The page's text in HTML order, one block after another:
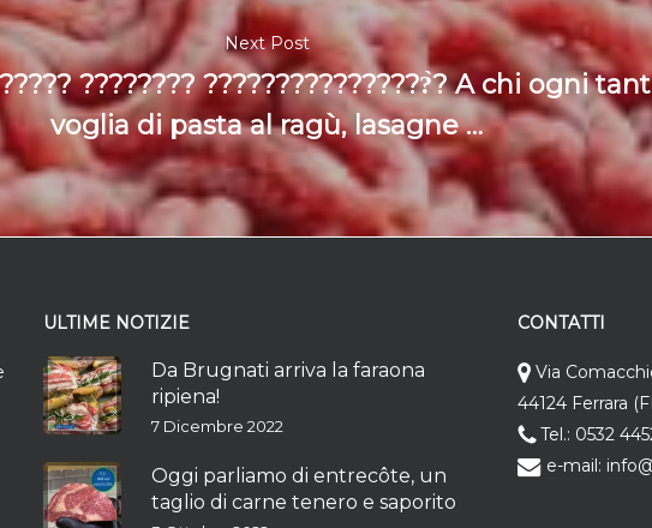
Next Post
???????? ????????????????̀? A chi ogni
voglia di pasta al ragù, lasagne …
ULTIME NOTIZIE
Da Brugnati arriva la faraona
ripiena!
7 Dicembre 2022
Oggi parliamo di entrecôte, un
taglio di carne tenero e saporito
CONTATTI
Via
44124 Ferrara
Tel.: 0532
e-mail: